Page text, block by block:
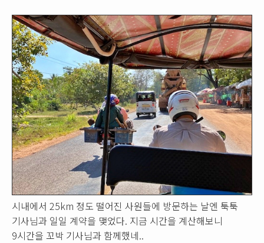
시내에서 25km 정도 떨어진 사원들에 방문하는 날엔 툭툭
기사님과 일일 계약을 맺었다. 지금 시간을 계산해보니
9시간을 꼬박 기사님과 함께했네..